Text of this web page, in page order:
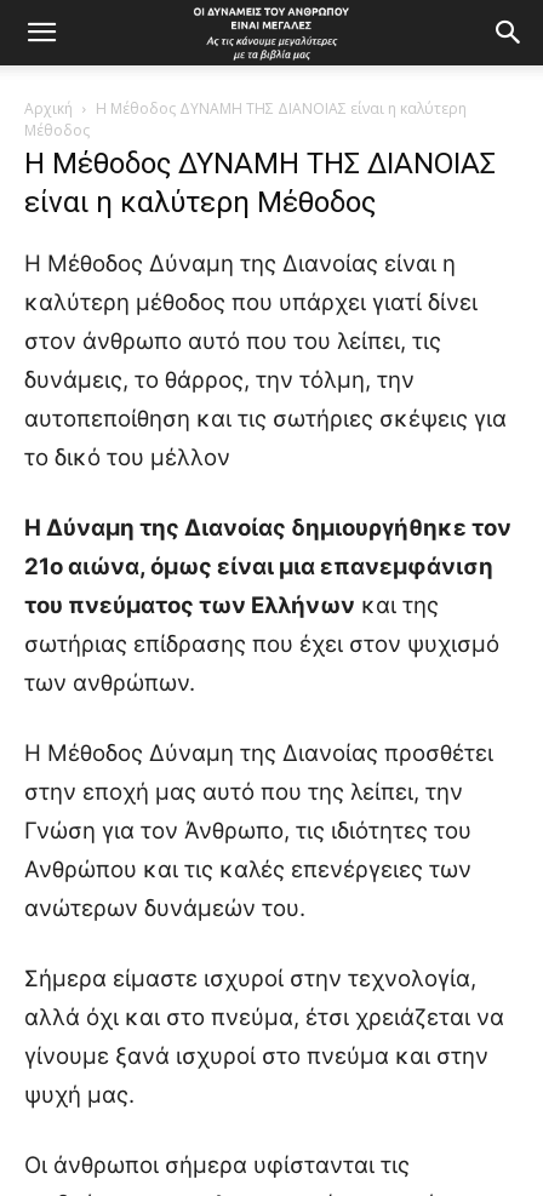
Αρχική
Η Μέθοδος ΔΥΝΑΜΗ ΤΗΣ ΔΙΑΝΟΙΑΣ είναι η καλύτερη
Μέθοδος
Η Μέθοδος ΔΥΝΑΜΗ ΤΗΣ ΔΙΑΝΟΙΑΣ
είναι η καλύτερη Μέθοδος
Η Μέθοδος Δύναμη της Διανοίας είναι η
καλύτερη μέθοδος που υπάρχει γιατί δίνει
στον άνθρωπο αυτό που του λείπει, τις
δυνάμεις, το θάρρος, την τόλμη, την
αυτοπεποίθηση και τις σωτήριες σκέψεις για
το δικό του μέλλον
Η Δύναμη της Διανοίας δημιουργήθηκε τον
21ο αιώνα, όμως είναι μια επανεμφάνιση
του πνεύματος των Ελλήνων και της
σωτήριας επίδρασης που έχει στον ψυχισμό
των ανθρώπων.
Η Μέθοδος Δύναμη της Διανοίας προσθέτει
στην εποχή μας αυτό που της λείπει, την
Γνώση για τον Άνθρωπο, τις ιδιότητες του
Ανθρώπου και τις καλές επενέργειες των
ανώτερων δυνάμεών του.
Σήμερα είμαστε ισχυροί στην τεχνολογία,
αλλά όχι και στο πνεύμα, έτσι χρειάζεται να
γίνουμε ξανά ισχυροί στο πνεύμα και στην
ψυχή μας.
Οι άνθρωποι σήμερα υφίστανται τις